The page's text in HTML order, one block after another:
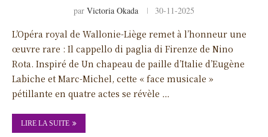
par Victoria Okada 30-11-2025
L’Opéra royal de Wallonie-Liège remet à l’honneur une
œuvre rare : Il cappello di paglia di Firenze de Nino
Rota. Inspiré de Un chapeau de paille d’Italie d’Eugène
Labiche et Marc-Michel, cette « face musicale »
pétillante en quatre actes se révèle …
LIRE LA SUITE